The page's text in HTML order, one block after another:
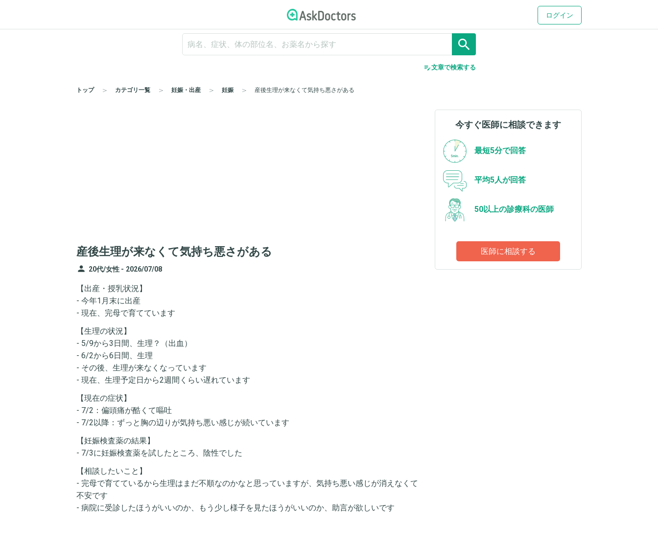
ログイン
search
edit_note文章で検索する
トップ カテゴリ一覧 妊娠・出産 妊娠 産後生理が来なくて気持ち悪さがある
産後生理が来なくて気持ち悪さがある
person 20代/女性 - 2026/07/08
【出産・授乳状況】
- 今年1月末に出産
- 現在、完母で育てています
【生理の状況】
- 5/9から3日間、生理？（出血）
- 6/2から6日間、生理
- その後、生理が来なくなっています
- 現在、生理予定日から2週間くらい遅れています
【現在の症状】
- 7/2：偏頭痛が酷くて嘔吐
- 7/2以降：ずっと胸の辺りが気持ち悪い感じが続いています
【妊娠検査薬の結果】
- 7/3に妊娠検査薬を試したところ、陰性でした
【相談したいこと】
- 完母で育てているから生理はまだ不順なのかなと思っていますが、気持ち悪い感じが消えなくて
不安です
- 病院に受診したほうがいいのか、もう少し様子を見たほうがいいのか、助言が欲しいです
今すぐ医師に相談できます
最短5分で回答
平均5人が回答
50以上の診療科の医師
医師に相談する